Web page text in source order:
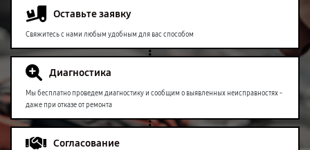
Оставьте заявку
Свяжитесь с нами любым удобным для вас способом
Диагностика
Мы бесплатно проведем диагностику и сообщим о выявленных неисправностях -
даже при отказе от ремонта
Согласование